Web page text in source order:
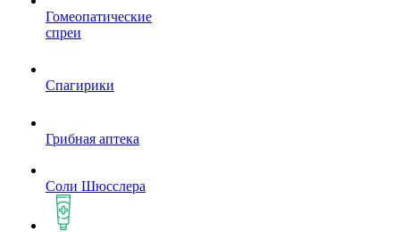
Гомеопатические
спреи
Спагирики
Грибная аптека
Соли Шюсслера